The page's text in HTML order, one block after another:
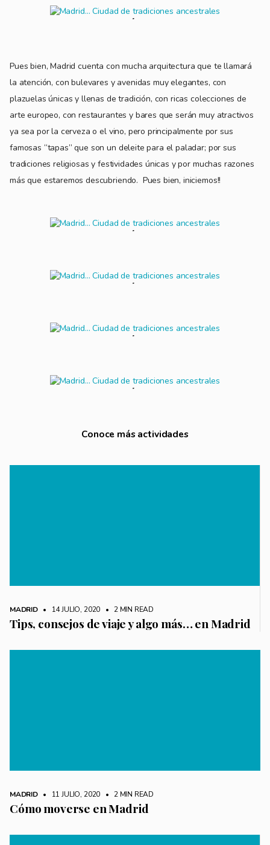
Pues bien, Madrid cuenta con mucha arquitectura que te llamará
la atención, con bulevares y avenidas muy elegantes, con
plazuelas únicas y llenas de tradición, con ricas colecciones de
arte europeo, con restaurantes y bares que serán muy atractivos
ya sea por la cerveza o el vino, pero principalmente por sus
famosas “tapas” que son un deleite para el paladar; por sus
tradiciones religiosas y festividades únicas y por muchas razones
más que estaremos descubriendo. Pues bien, iniciemos!!
Conoce más actividades
MADRID • 14 JULIO, 2020 • 2 MIN READ
Tips, consejos de viaje y algo más… en Madrid
MADRID • 11 JULIO, 2020 • 2 MIN READ
Cómo moverse en Madrid